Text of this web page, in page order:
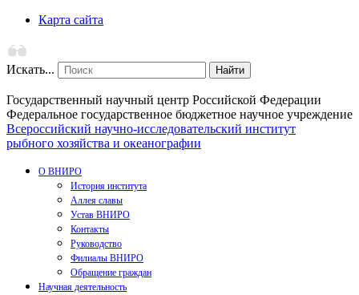
Карта сайта
Искать... Найти
Государственный научный центр Российской Федерации
Федеральное государственное бюджетное научное учреждение
Всероссийский научно-исследовательский институт
рыбного хозяйства и океанографии
О ВНИРО
История института
Аллея славы
Устав ВНИРО
Контакты
Руководство
Филиалы ВНИРО
Обращение граждан
Научная деятельность